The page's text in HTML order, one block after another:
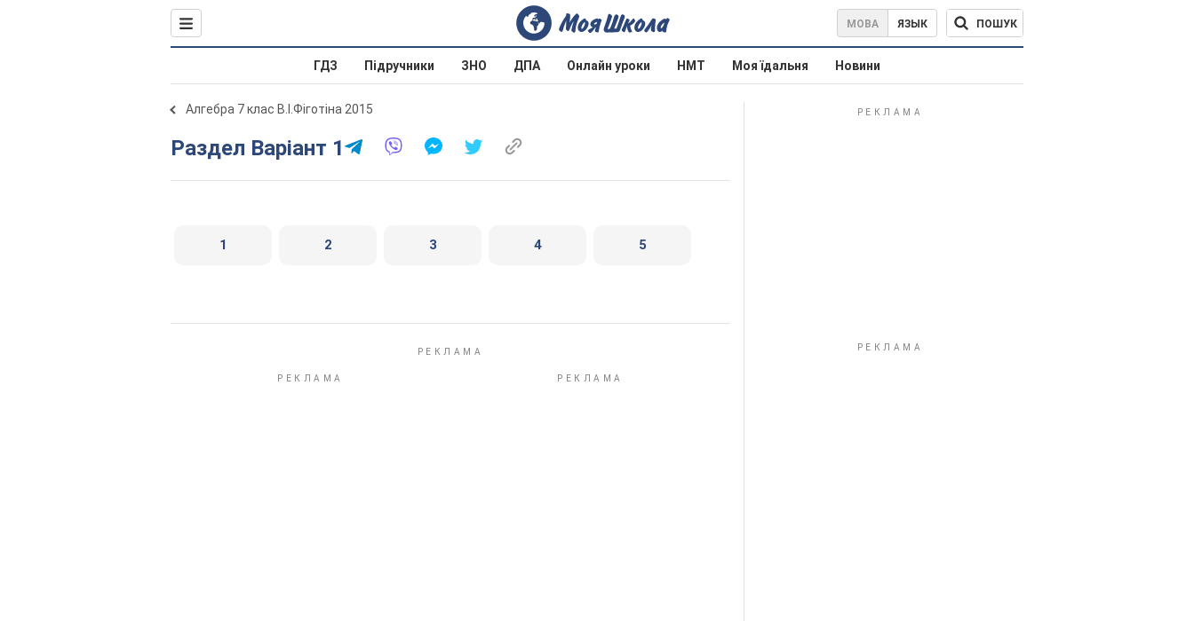
МОВА ЯЗЫК ПОШУК
ГДЗ Підручники ЗНО ДПА Онлайн уроки НМТ Моя їдальня Новини
Алгебра 7 клас В.І.Фіготіна 2015
Раздел Варіант 1
1 2 3 4 5